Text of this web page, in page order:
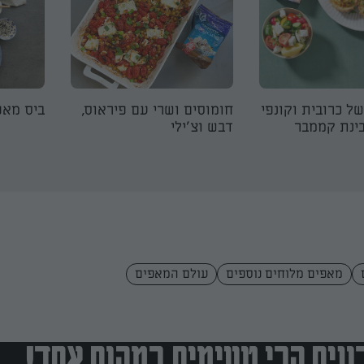
כרובית וקונפי
קממבר
חומוסים ושרי עם פיראוס,
דבש וצ׳ילי
ביס
מאפים מלוחים נוספים עולם המאפים